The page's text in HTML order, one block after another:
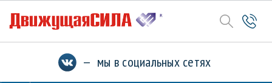
— мы в социальных сетях